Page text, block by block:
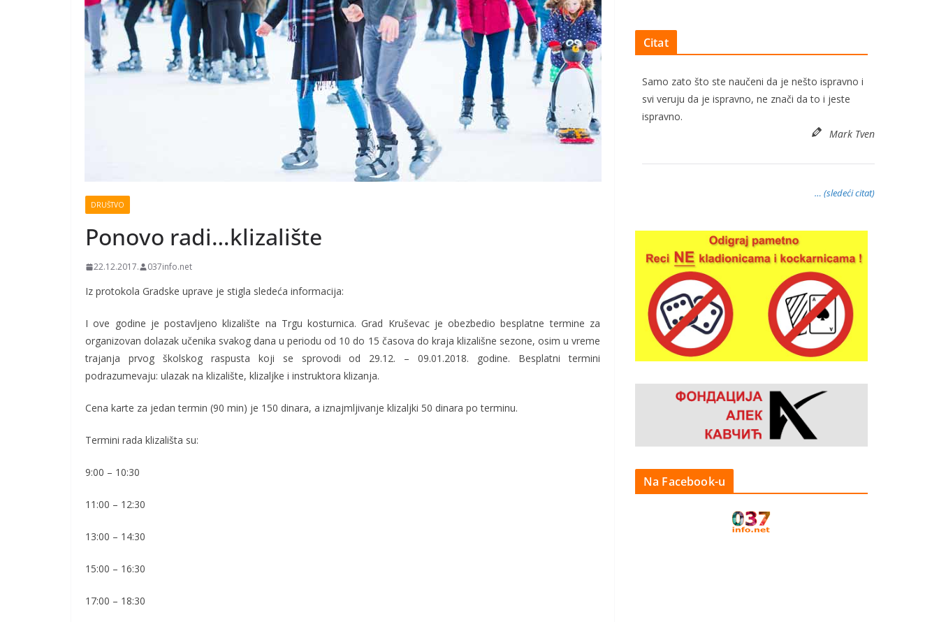
DRUŠTVO
Ponovo radi…klizalište
22.12.2017. 037info.net
Iz protokola Gradske uprave je stigla sledeća informacija:
I ove godine je postavljeno klizalište na Trgu kosturnica. Grad Kruševac je obezbedio besplatne termine za
organizovan dolazak učenika svakog dana u periodu od 10 do 15 časova do kraja klizališne sezone, osim u vreme
trajanja prvog školskog raspusta koji se sprovodi od 29.12. – 09.01.2018. godine. Besplatni termini
podrazumevaju: ulazak na klizalište, klizaljke i instruktora klizanja.
Cena karte za jedan termin (90 min) je 150 dinara, a iznajmljivanje klizaljki 50 dinara po terminu.
Termini rada klizališta su:
9:00 – 10:30
11:00 – 12:30
13:00 – 14:30
15:00 – 16:30
17:00 – 18:30
Citat
Samo zato što ste naučeni da je nešto ispravno i
svi veruju da je ispravno, ne znači da to i jeste
ispravno.
Mark Tven
… (sledeći citat)
Na Facebook-u